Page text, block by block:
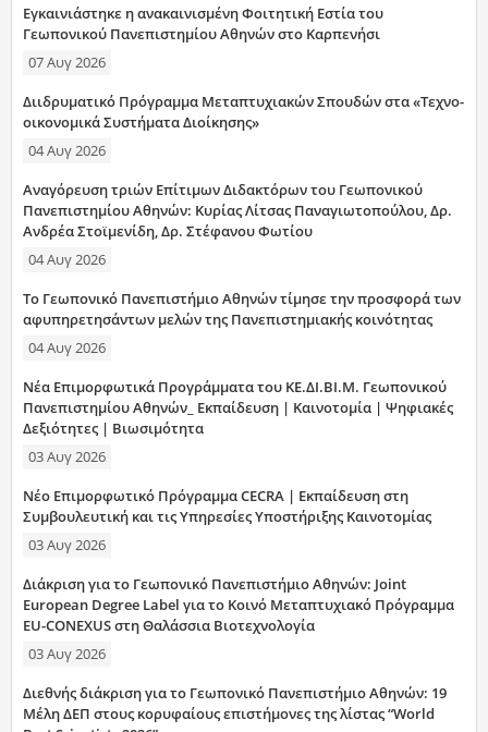
Εγκαινιάστηκε η ανακαινισμένη Φοιτητική Εστία του
Γεωπονικού Πανεπιστημίου Αθηνών στο Καρπενήσι
07 Αυγ 2026
Διιδρυματικό Πρόγραμμα Μεταπτυχιακών Σπουδών στα «Τεχνο-
οικονομικά Συστήματα Διοίκησης»
04 Αυγ 2026
Αναγόρευση τριών Επίτιμων Διδακτόρων του Γεωπονικού
Πανεπιστημίου Αθηνών: Κυρίας Λίτσας Παναγιωτοπούλου, Δρ.
Ανδρέα Στοϊμενίδη, Δρ. Στέφανου Φωτίου
04 Αυγ 2026
Το Γεωπονικό Πανεπιστήμιο Αθηνών τίμησε την προσφορά των
αφυπηρετησάντων μελών της Πανεπιστημιακής κοινότητας
04 Αυγ 2026
Νέα Επιμορφωτικά Προγράμματα του ΚΕ.ΔΙ.ΒΙ.Μ. Γεωπονικού
Πανεπιστημίου Αθηνών_ Εκπαίδευση | Καινοτομία | Ψηφιακές
Δεξιότητες | Βιωσιμότητα
03 Αυγ 2026
Νέο Επιμορφωτικό Πρόγραμμα CECRA | Εκπαίδευση στη
Συμβουλευτική και τις Υπηρεσίες Υποστήριξης Καινοτομίας
03 Αυγ 2026
Διάκριση για το Γεωπονικό Πανεπιστήμιο Αθηνών: Joint
European Degree Label για το Κοινό Μεταπτυχιακό Πρόγραμμα
EU-CONEXUS στη Θαλάσσια Βιοτεχνολογία
03 Αυγ 2026
Διεθνής διάκριση για το Γεωπονικό Πανεπιστήμιο Αθηνών: 19
Μέλη ΔΕΠ στους κορυφαίους επιστήμονες της λίστας “World